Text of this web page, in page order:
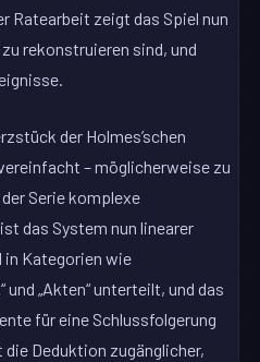
zeigt das Spiel nun
rekonstruieren sind, und
der Holmes’schen
– möglicherweise zu
Serie komplexe
das System nun linearer
in Kategorien wie
und „Akten“ unterteilt, und das
für eine Schlussfolgerung
Deduktion zugänglicher,